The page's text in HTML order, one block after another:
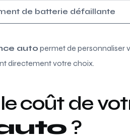
de batterie défaillante
auto permet de personnaliser
directement votre choix.
coût de
?